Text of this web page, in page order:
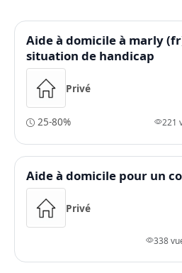
Aide à domicile à marly
situation de handicap
Privé
25-80% 221
Aide à domicile pour un
Privé
338